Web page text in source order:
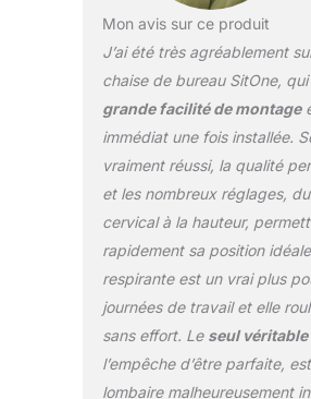
LA
DOS
Mon avis sur ce produit
J’ai été très agréablement
chaise de bureau SitOne, qui
grande facilité de montage
immédiat une fois installée.
vraiment réussi, la qualité
et les nombreux réglages,
cervical à la hauteur,
rapidement sa position
respirante est un vrai plus
journées de travail et elle
sans effort. Le seul
l’empêche d’être parfaite,
lombaire malheureusement